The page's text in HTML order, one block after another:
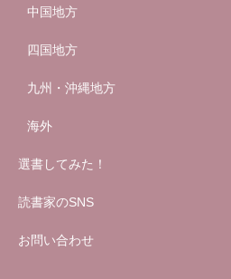
中国地方
四国地方
九州・沖縄地方
海外
選書してみた！
読書家のSNS
お問い合わせ